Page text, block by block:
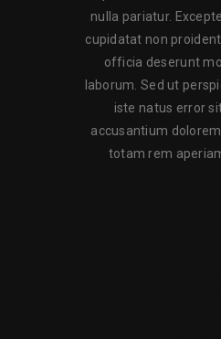
nulla pariatur.
cupidatat non
officia deserunt
laborum. Sed ut
iste natus error
accusantium
totam rem